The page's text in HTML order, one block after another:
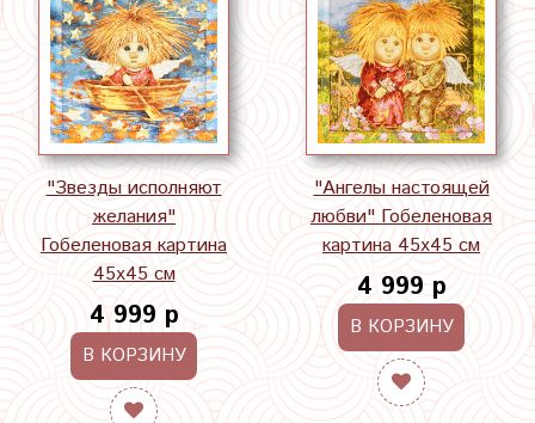
"Звезды исполняют
желания"
Гобеленовая картина
45х45 см
4 999 р
В КОРЗИНУ
"Ангелы настоящей
любви" Гобеленовая
картина 45х45 см
4 999 р
В КОРЗИНУ